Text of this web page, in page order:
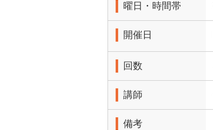
曜日・時間帯
開催日
回数
講師
備考